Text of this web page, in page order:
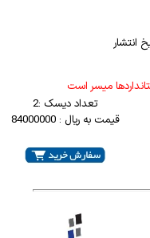
انتشار
ميسر است
تعداد دیسک :2
قیمت به ریال : 84000000